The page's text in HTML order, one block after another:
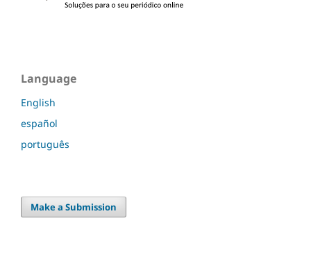
Language
English
español
português
Make a Submission